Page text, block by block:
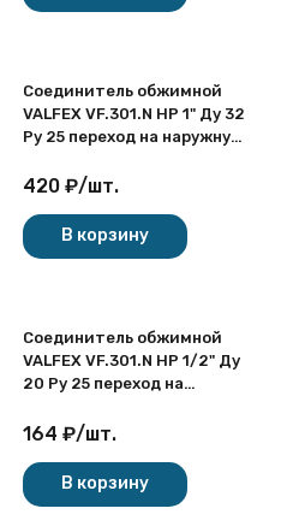
Соединитель обжимной
VALFEX VF.301.N НР 1" Ду 32
Ру 25 переход на наружную
латунный
420 ₽/шт.
В корзину
Соединитель обжимной
VALFEX VF.301.N НР 1/2" Ду
20 Ру 25 переход на
никелированный латунный
164 ₽/шт.
В корзину